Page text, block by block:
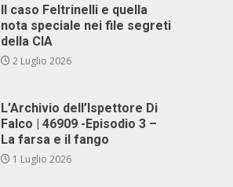
Il caso Feltrinelli e quella
nota speciale nei file segreti
della CIA
2 Luglio 2026
L’Archivio dell’Ispettore Di
Falco | 46909 -Episodio 3 –
La farsa e il fango
1 Luglio 2026